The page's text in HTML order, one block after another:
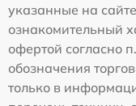
указанные на
ознакомительный
офертой согласно
обозначения
только в